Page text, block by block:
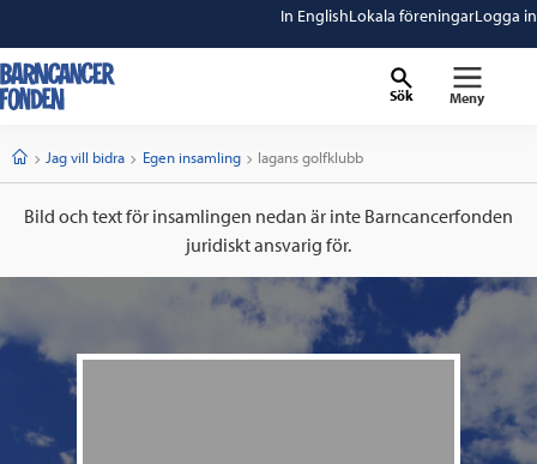
In EnglishLokala föreningarLogga in
Sök Meny
StartJag vill bidra Egen insamling Current:
lagans golfklubb
Bild och text för insamlingen nedan är inte Barncancerfonden
juridiskt ansvarig för.